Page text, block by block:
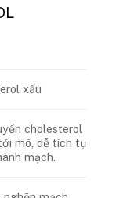
xấu
cholesterol
mô, dễ tích tụ
mạch.